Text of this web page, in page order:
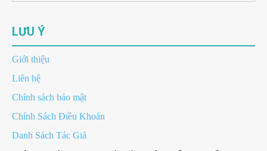
LƯU Ý
Giới thiệu
Liên hệ
Chính sách bảo mật
Chính Sách Điều Khoản
Danh Sách Tác Giả